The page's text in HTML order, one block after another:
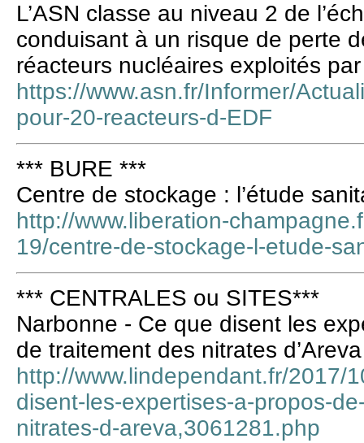
L’ASN classe au niveau 2 de
conduisant à un risque de perte
réacteurs nucléaires exploités
https://www.asn.fr/Informer/
pour-20-reacteurs-d-EDF
*** BURE ***
Centre de stockage : l’étude
http://www.liberation-
19/centre-de-stockage-l-etude-
*** CENTRALES ou SITES***
Narbonne - Ce que disent les
de traitement des nitrates d’Areva
http://www.lindependant.fr/2017/
disent-les-expertises-a-propos-
nitrates-d-areva,3061281.php